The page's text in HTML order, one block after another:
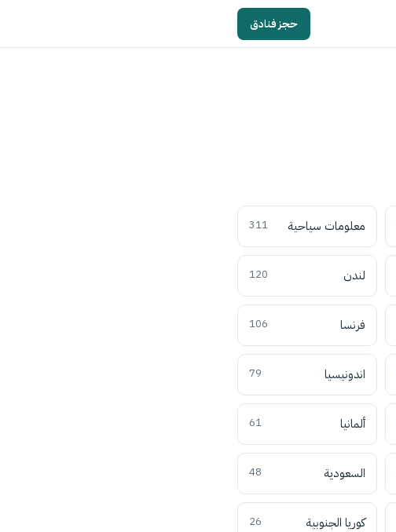
حجز فنادق
معلومات سياحية 311
لندن 120
فرنسا 106
اندونيسيا 79
ألمانيا 61
السعودية 48
كوريا الجنوبية 26